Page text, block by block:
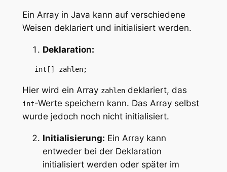
Ein Array in Java kann auf verschiedene
Weisen deklariert und initialisiert werden.
Deklaration:
   int[] zahlen;
Hier wird ein Array zahlendeklariert, das
int-Werte speichern kann. Das Array selbst
wurde jedoch noch nicht initialisiert.
Initialisierung: Ein Array kann
entweder bei der Deklaration
initialisiert werden oder später im